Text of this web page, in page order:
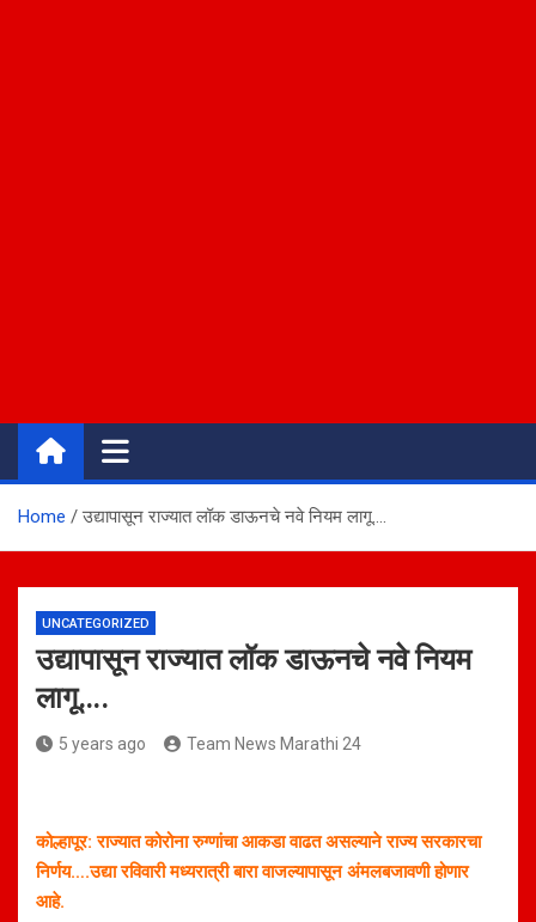
Home उद्यापासून राज्यात लॉक डाऊनचे नवे नियम लागू….
UNCATEGORIZED
उद्यापासून राज्यात लॉक डाऊनचे नवे नियम
लागू….
5 years ago Team News Marathi 24
कोल्हापूर: राज्यात कोरोना रुग्णांचा आकडा वाढत असल्याने राज्य सरकारचा
निर्णय….उद्या रविवारी मध्यरात्री बारा वाजल्यापासून अंमलबजावणी होणार
आहे.